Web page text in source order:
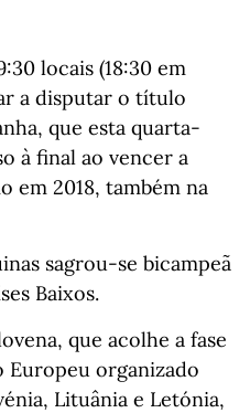
locais (18:30 em
a disputar o título
que esta quarta-
à final ao vencer a
em 2018, também na
sagrou-se bicampeã
Baixos.
que acolhe a fase
Europeu organizado
Lituânia e Letónia,